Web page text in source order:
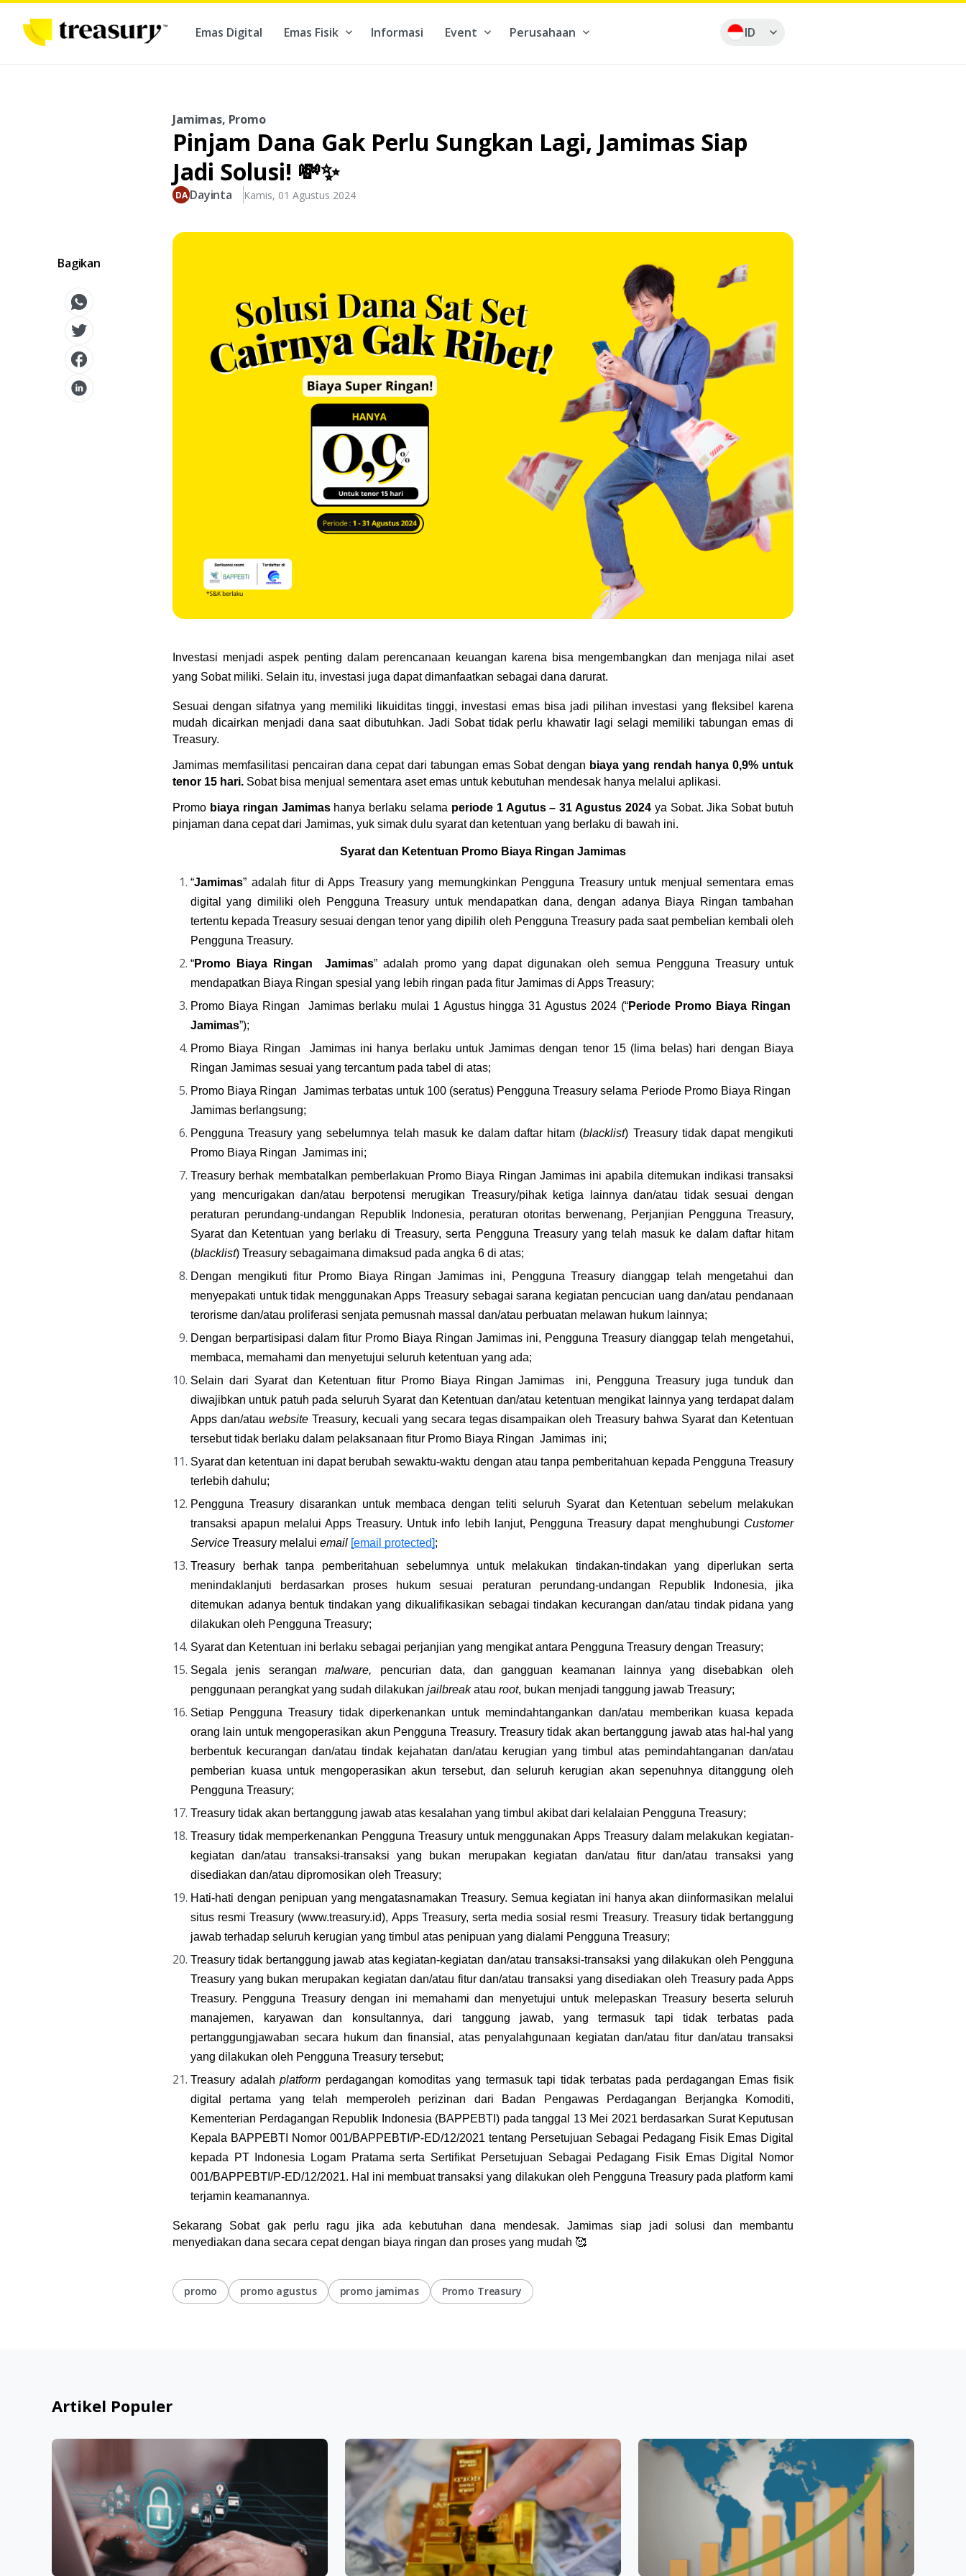
Emas Digital Emas Fisik Informasi Event Perusahaan ID
Bagikan
Jamimas, Promo
Pinjam Dana Gak Perlu Sungkan Lagi, Jamimas Siap
Jadi Solusi! 💸✨
Dayinta Kamis, 01 Agustus 2024
Investasi menjadi aspek penting dalam perencanaan keuangan karena bisa mengembangkan dan menjaga nilai aset
yang Sobat miliki. Selain itu, investasi juga dapat dimanfaatkan sebagai dana darurat.
Sesuai dengan sifatnya yang memiliki likuiditas tinggi, investasi emas bisa jadi pilihan investasi yang fleksibel karena
mudah dicairkan menjadi dana saat dibutuhkan. Jadi Sobat tidak perlu khawatir lagi selagi memiliki tabungan emas di
Treasury.
Jamimas memfasilitasi pencairan dana cepat dari tabungan emas Sobat dengan biaya yang rendah hanya 0,9% untuk
tenor 15 hari. Sobat bisa menjual sementara aset emas untuk kebutuhan mendesak hanya melalui aplikasi.
Promo biaya ringan Jamimas hanya berlaku selama periode 1 Agutus – 31 Agustus 2024 ya Sobat. Jika Sobat butuh
pinjaman dana cepat dari Jamimas, yuk simak dulu syarat dan ketentuan yang berlaku di bawah ini.
Syarat dan Ketentuan Promo Biaya Ringan Jamimas
“Jamimas” adalah fitur di Apps Treasury yang memungkinkan Pengguna Treasury untuk menjual sementara emas
digital yang dimiliki oleh Pengguna Treasury untuk mendapatkan dana, dengan adanya Biaya Ringan tambahan
tertentu kepada Treasury sesuai dengan tenor yang dipilih oleh Pengguna Treasury pada saat pembelian kembali oleh
Pengguna Treasury.
“Promo Biaya Ringan  Jamimas” adalah promo yang dapat digunakan oleh semua Pengguna Treasury untuk
mendapatkan Biaya Ringan spesial yang lebih ringan pada fitur Jamimas di Apps Treasury;
Promo Biaya Ringan  Jamimas berlaku mulai 1 Agustus hingga 31 Agustus 2024 (“Periode Promo Biaya Ringan
Jamimas”);
Promo Biaya Ringan  Jamimas ini hanya berlaku untuk Jamimas dengan tenor 15 (lima belas) hari dengan Biaya
Ringan Jamimas sesuai yang tercantum pada tabel di atas;
Promo Biaya Ringan  Jamimas terbatas untuk 100 (seratus) Pengguna Treasury selama Periode Promo Biaya Ringan
Jamimas berlangsung;
Pengguna Treasury yang sebelumnya telah masuk ke dalam daftar hitam (blacklist) Treasury tidak dapat mengikuti
Promo Biaya Ringan  Jamimas ini;
Treasury berhak membatalkan pemberlakuan Promo Biaya Ringan Jamimas ini apabila ditemukan indikasi transaksi
yang mencurigakan dan/atau berpotensi merugikan Treasury/pihak ketiga lainnya dan/atau tidak sesuai dengan
peraturan perundang-undangan Republik Indonesia, peraturan otoritas berwenang, Perjanjian Pengguna Treasury,
Syarat dan Ketentuan yang berlaku di Treasury, serta Pengguna Treasury yang telah masuk ke dalam daftar hitam
(blacklist) Treasury sebagaimana dimaksud pada angka 6 di atas;
Dengan mengikuti fitur Promo Biaya Ringan Jamimas ini, Pengguna Treasury dianggap telah mengetahui dan
menyepakati untuk tidak menggunakan Apps Treasury sebagai sarana kegiatan pencucian uang dan/atau pendanaan
terorisme dan/atau proliferasi senjata pemusnah massal dan/atau perbuatan melawan hukum lainnya;
Dengan berpartisipasi dalam fitur Promo Biaya Ringan Jamimas ini, Pengguna Treasury dianggap telah mengetahui,
membaca, memahami dan menyetujui seluruh ketentuan yang ada;
Selain dari Syarat dan Ketentuan fitur Promo Biaya Ringan Jamimas  ini, Pengguna Treasury juga tunduk dan
diwajibkan untuk patuh pada seluruh Syarat dan Ketentuan dan/atau ketentuan mengikat lainnya yang terdapat dalam
Apps dan/atau website Treasury, kecuali yang secara tegas disampaikan oleh Treasury bahwa Syarat dan Ketentuan
tersebut tidak berlaku dalam pelaksanaan fitur Promo Biaya Ringan  Jamimas  ini;
Syarat dan ketentuan ini dapat berubah sewaktu-waktu dengan atau tanpa pemberitahuan kepada Pengguna Treasury
terlebih dahulu;
Pengguna Treasury disarankan untuk membaca dengan teliti seluruh Syarat dan Ketentuan sebelum melakukan
transaksi apapun melalui Apps Treasury. Untuk info lebih lanjut, Pengguna Treasury dapat menghubungi Customer
Service Treasury melalui email [email protected];
Treasury berhak tanpa pemberitahuan sebelumnya untuk melakukan tindakan-tindakan yang diperlukan serta
menindaklanjuti berdasarkan proses hukum sesuai peraturan perundang-undangan Republik Indonesia, jika
ditemukan adanya bentuk tindakan yang dikualifikasikan sebagai tindakan kecurangan dan/atau tindak pidana yang
dilakukan oleh Pengguna Treasury;
Syarat dan Ketentuan ini berlaku sebagai perjanjian yang mengikat antara Pengguna Treasury dengan Treasury;
Segala jenis serangan malware, pencurian data, dan gangguan keamanan lainnya yang disebabkan oleh
penggunaan perangkat yang sudah dilakukan jailbreak atau root, bukan menjadi tanggung jawab Treasury;
Setiap Pengguna Treasury tidak diperkenankan untuk memindahtangankan dan/atau memberikan kuasa kepada
orang lain untuk mengoperasikan akun Pengguna Treasury. Treasury tidak akan bertanggung jawab atas hal-hal yang
berbentuk kecurangan dan/atau tindak kejahatan dan/atau kerugian yang timbul atas pemindahtanganan dan/atau
pemberian kuasa untuk mengoperasikan akun tersebut, dan seluruh kerugian akan sepenuhnya ditanggung oleh
Pengguna Treasury;
Treasury tidak akan bertanggung jawab atas kesalahan yang timbul akibat dari kelalaian Pengguna Treasury;
Treasury tidak memperkenankan Pengguna Treasury untuk menggunakan Apps Treasury dalam melakukan kegiatan-
kegiatan dan/atau transaksi-transaksi yang bukan merupakan kegiatan dan/atau fitur dan/atau transaksi yang
disediakan dan/atau dipromosikan oleh Treasury;
Hati-hati dengan penipuan yang mengatasnamakan Treasury. Semua kegiatan ini hanya akan diinformasikan melalui
situs resmi Treasury (www.treasury.id), Apps Treasury, serta media sosial resmi Treasury. Treasury tidak bertanggung
jawab terhadap seluruh kerugian yang timbul atas penipuan yang dialami Pengguna Treasury;
Treasury tidak bertanggung jawab atas kegiatan-kegiatan dan/atau transaksi-transaksi yang dilakukan oleh Pengguna
Treasury yang bukan merupakan kegiatan dan/atau fitur dan/atau transaksi yang disediakan oleh Treasury pada Apps
Treasury. Pengguna Treasury dengan ini memahami dan menyetujui untuk melepaskan Treasury beserta seluruh
manajemen, karyawan dan konsultannya, dari tanggung jawab, yang termasuk tapi tidak terbatas pada
pertanggungjawaban secara hukum dan finansial, atas penyalahgunaan kegiatan dan/atau fitur dan/atau transaksi
yang dilakukan oleh Pengguna Treasury tersebut;
Treasury adalah platform perdagangan komoditas yang termasuk tapi tidak terbatas pada perdagangan Emas fisik
digital pertama yang telah memperoleh perizinan dari Badan Pengawas Perdagangan Berjangka Komoditi,
Kementerian Perdagangan Republik Indonesia (BAPPEBTI) pada tanggal 13 Mei 2021 berdasarkan Surat Keputusan
Kepala BAPPEBTI Nomor 001/BAPPEBTI/P-ED/12/2021 tentang Persetujuan Sebagai Pedagang Fisik Emas Digital
kepada PT Indonesia Logam Pratama serta Sertifikat Persetujuan Sebagai Pedagang Fisik Emas Digital Nomor
001/BAPPEBTI/P-ED/12/2021. Hal ini membuat transaksi yang dilakukan oleh Pengguna Treasury pada platform kami
terjamin keamanannya.
Sekarang Sobat gak perlu ragu jika ada kebutuhan dana mendesak. Jamimas siap jadi solusi dan membantu
menyediakan dana secara cepat dengan biaya ringan dan proses yang mudah 🥰
promo promo agustus promo jamimas Promo Treasury
Artikel Populer